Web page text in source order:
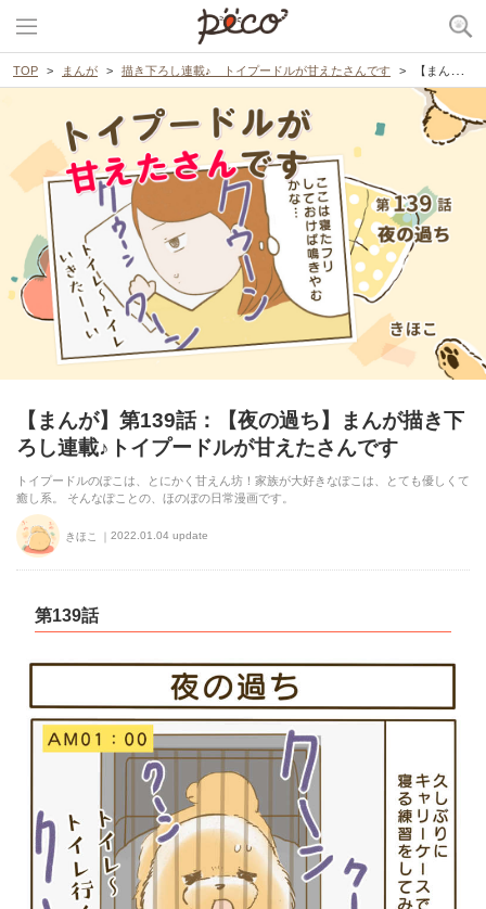
TOP まんが 描き下ろし連載♪ トイプードルが甘えたさんです 【まんが】第139話：【夜の過ち】まんが描き下ろし連載♪トイプードルが甘えたさんです
【まんが】第139話：【夜の過ち】まんが描き下
ろし連載♪トイプードルが甘えたさんです
トイプードルのぽこは、とにかく甘えん坊！家族が大好きなぽこは、とても優しくて
癒し系。 そんなぽことの、ほのぼの日常漫画です。
きほこ 2022.01.04 update
第139話